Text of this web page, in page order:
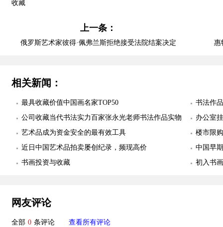
收藏
上一条：
俄罗斯艺术家彼得·佩弗兰斯拒绝接受法院结案决定 惠
相关新闻：
最具收藏价值中国画名家TOP50
书法作
欣赏
公司收藏当代书法实力百家张永光老师书法作品实物
照片欣赏
办公室
订制作
艺术品成为资金安全的最有效工具
楼市限
近日中国艺术品拍卖屡创纪录，频现高价
中国早
书画投资与收藏
初入书
网友评论
全部 0 条评论 查看所有评论